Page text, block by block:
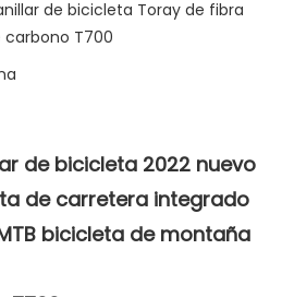
de bicicleta Toray de fibra
carbono T700
de bicicleta 2022 nuevo
de carretera integrado